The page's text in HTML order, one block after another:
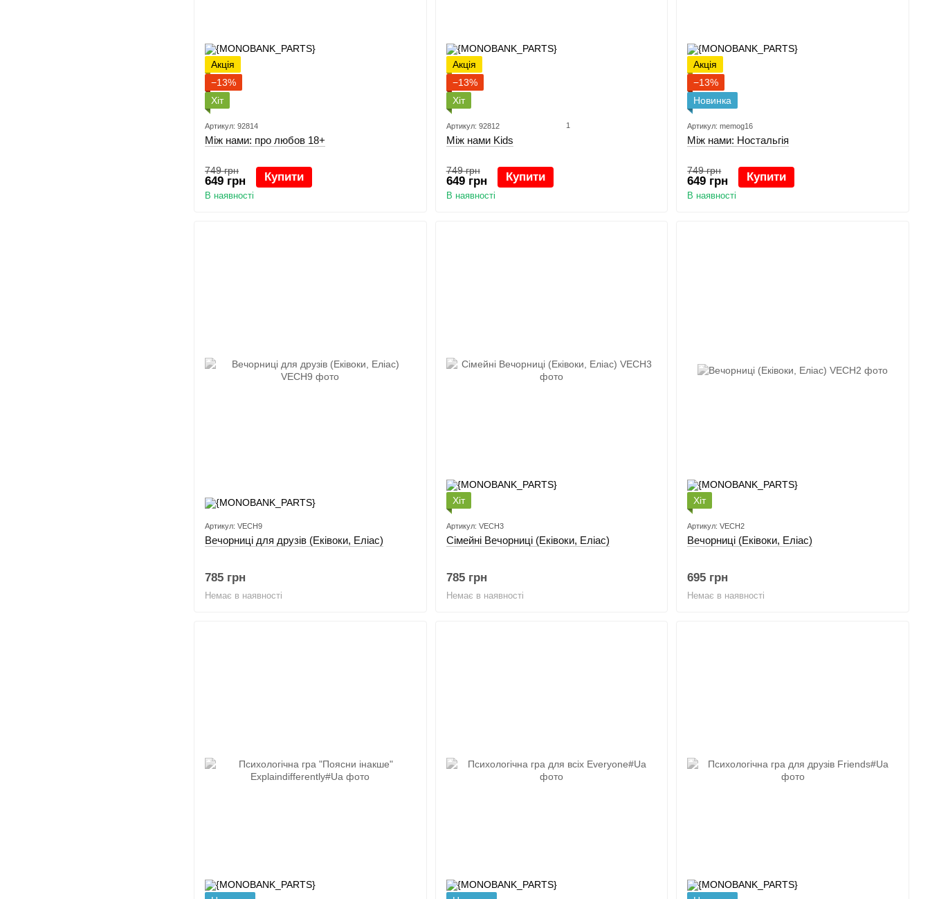
Акція
−13%
Хіт
Артикул: 92814
Між нами: про любов 18+
749 грн
649 грн Купити
В наявності
Акція
−13%
Хіт
Артикул: 92812 1
Між нами Kids
749 грн
649 грн Купити
В наявності
Акція
−13%
Новинка
Артикул: memog16
Між нами: Ностальгія
749 грн
649 грн Купити
В наявності
Артикул: VECH9
Вечорниці для друзів (Еківоки, Еліас)
785 грн
Немає в наявності
Хіт
Артикул: VECH3
Сімейні Вечорниці (Еківоки, Еліас)
785 грн
Немає в наявності
Хіт
Артикул: VECH2
Вечорниці (Еківоки, Еліас)
695 грн
Немає в наявності